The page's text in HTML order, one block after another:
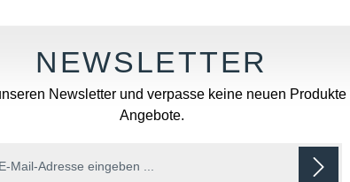
Newsletter und verpasse keine neuen Produkte
Angebote.